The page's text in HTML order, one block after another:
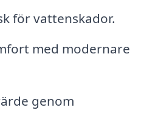
för vattenskador.
med modernare
genom